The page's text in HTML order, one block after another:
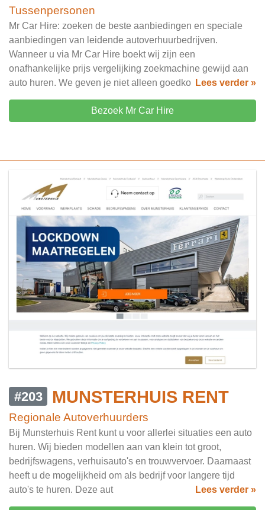
Tussenpersonen
Mr Car Hire: zoeken de beste aanbiedingen en speciale
aanbiedingen van leidende autoverhuurbedrijven.
Wanneer u via Mr Car Hire boekt wij zijn een
onafhankelijke prijs vergelijking zoekmachine gewijd aan
auto huren. We geven je niet alleen goedko Lees verder »
Bezoek Mr Car Hire
#203 MUNSTERHUIS RENT
Regionale Autoverhuurders
Bij Munsterhuis Rent kunt u voor allerlei situaties een auto
huren. Wij bieden modellen aan van klein tot groot,
bedrijfswagens, verhuisauto's en trouwvervoer. Daarnaast
heeft u de mogelijkheid om als bedrijf voor langere tijd
auto's te huren. Deze aut
Lees verder »